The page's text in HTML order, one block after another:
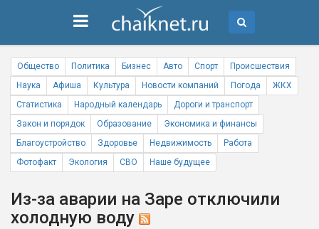
Общество Политика Бизнес Авто Спорт
Происшествия
Наука
Афиша Культура Новости компаний Погода
ЖКХ
Статистика
Народный календарь
Дороги и транспорт
Закон и порядок
Образование
Экономика и финансы
Благоустройство
Здоровье Недвижимость
Работа
Фотофакт
Экология СВО Наше будущее
Из-за аварии на Заре отключили
холодную воду